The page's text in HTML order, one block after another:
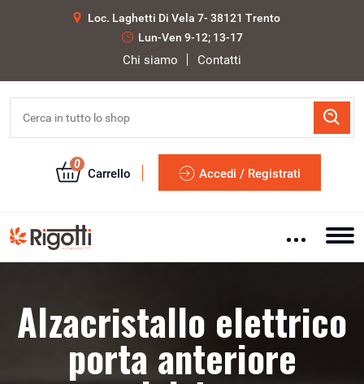
Loc. Laghetti Di Vela 7- 38121 Trento
Lun-Ven 9-12; 13-17
Chi siamo Contatti
0
Carrello Accedi / Registrati
Alzacristallo elettrico
porta anteriore